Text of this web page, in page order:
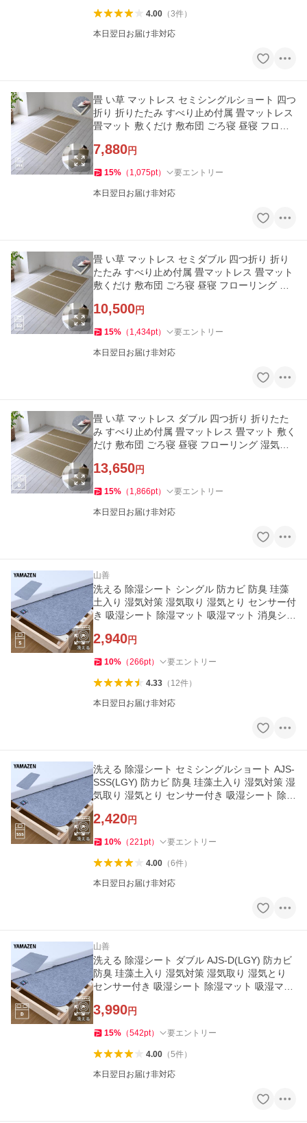
4.00（3件）
本日翌日お届け非対応
畳 い草 マットレス セミシングルショート 四つ
折り 折りたたみ すべり止め付属 畳マットレス
畳マット 敷くだけ 敷布団 ごろ寝 昼寝 フロー
7,880円
15% （ 1,075pt） 要エントリー
本日翌日お届け非対応
畳 い草 マットレス セミダブル 四つ折り 折り
たたみ すべり止め付属 畳マットレス 畳マット
敷くだけ 敷布団 ごろ寝 昼寝 フローリング 湿
10,500円
15% （ 1,434pt） 要エントリー
本日翌日お届け非対応
畳 い草 マットレス ダブル 四つ折り 折りたた
み すべり止め付属 畳マットレス 畳マット 敷く
だけ 敷布団 ごろ寝 昼寝 フローリング 湿気対
13,650円
15% （ 1,866pt） 要エントリー
本日翌日お届け非対応
山善
洗える 除湿シート シングル 防カビ 防臭 珪藻
土入り 湿気対策 湿気取り 湿気とり センサー付
き 吸湿シート 除湿マット 吸湿マット 消臭シー
2,940円
10% （266pt） 要エントリー
4.33（ 12件）
本日翌日お届け非対応
洗える 除湿シート セミシングルショート AJS-
SSS(LGY) 防カビ 防臭 珪藻土入り 湿気対策 湿
気取り 湿気とり センサー付き 吸湿シート 除湿
2,420円
10% （221 pt） 要エントリー
4.00（6件）
本日翌日お届け非対応
山善
洗える 除湿シート ダブル AJS-D(LGY) 防カビ
防臭 珪藻土入り 湿気対策 湿気取り 湿気とり
センサー付き 吸湿シート 除湿マット 吸湿マッ
3,990円
15% （542pt） 要エントリー
4.00（5件）
本日翌日お届け非対応